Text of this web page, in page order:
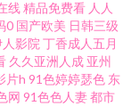
日韩亚洲国产成 91
洲 抖阴在线第一区
线精品免费看 人人
0 国产欧美 日韩三级
影院 丁香成人五月
久久亚洲人成 亚州
片h 91色婷婷瑟色 东
网 91色色人妻都市